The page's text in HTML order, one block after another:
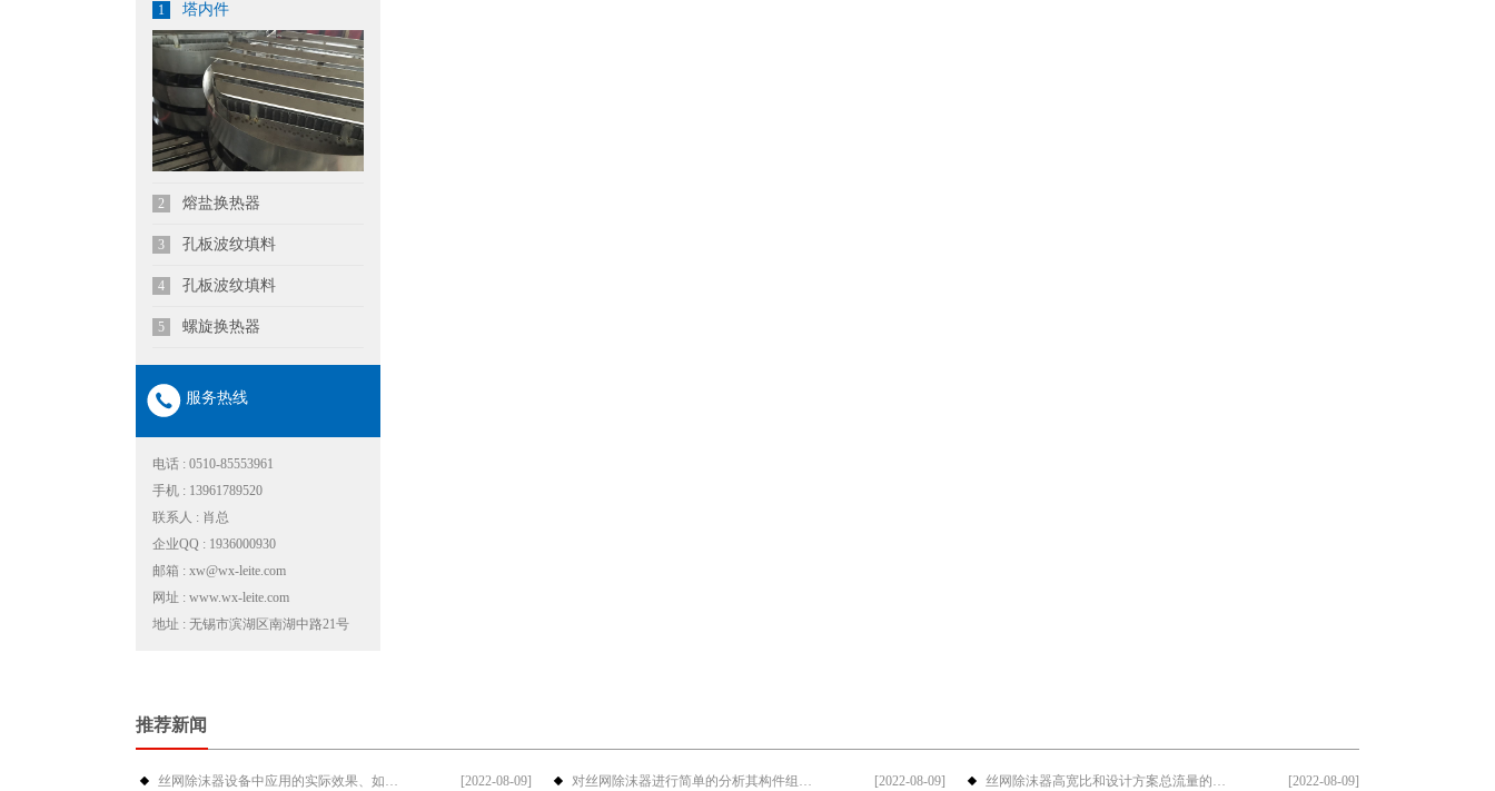
1 塔内件
2 熔盐换热器
3 孔板波纹填料
4 孔板波纹填料
5 螺旋换热器
服务热线
电话 : 0510-85553961
手机 : 13961789520
联系人 : 肖总
企业QQ : 1936000930
邮箱 : xw@wx-leite.com
网址 : www.wx-leite.com
地址 : 无锡市滨湖区南湖中路21号
推荐新闻
丝网除沫器设备中应用的实际效果、如何··· [2022-08-09] 对丝网除沫器进行简单的分析其构件组成··· [2022-08-09] 丝网除沫器高宽比和设计方案总流量的摩··· [2022-08-09]